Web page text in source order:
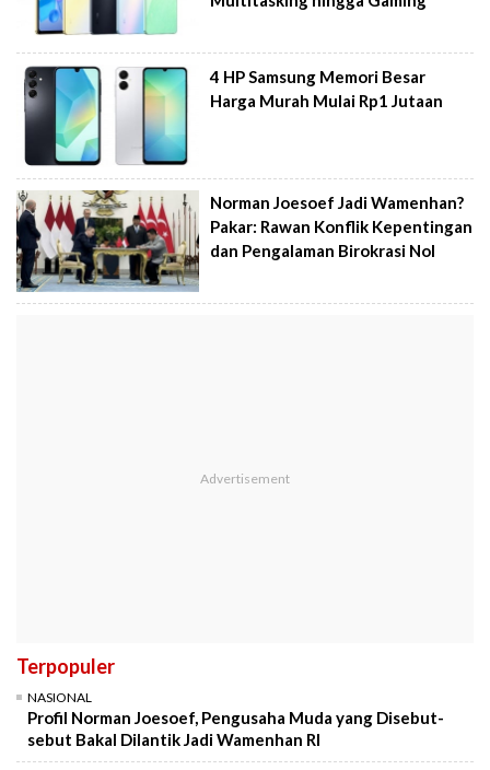
4 HP Samsung Memori Besar
Harga Murah Mulai Rp1 Jutaan
Norman Joesoef Jadi Wamenhan?
Pakar: Rawan Konflik Kepentingan
dan Pengalaman Birokrasi Nol
Terpopuler
NASIONAL
Profil Norman Joesoef, Pengusaha Muda yang Disebut-
sebut Bakal Dilantik Jadi Wamenhan RI